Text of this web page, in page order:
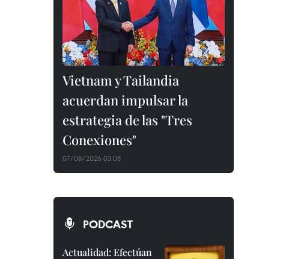
Vietnam y Tailandia
acuerdan impulsar la
estrategia de las "Tres
Conexiones"
07/08/2026 03:08
PODCAST
Actualidad: Efectúan